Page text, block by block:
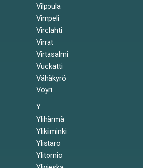
Vilppula
Vimpeli
Virolahti
Virrat
Virtasalmi
Vuokatti
Vähäkyrö
Vöyri
Y
Ylihärmä
Ylikiiminki
Ylistaro
Ylitornio